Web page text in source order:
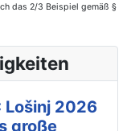
das 2/3 Beispiel gemäß §
Lošinj 2026
große